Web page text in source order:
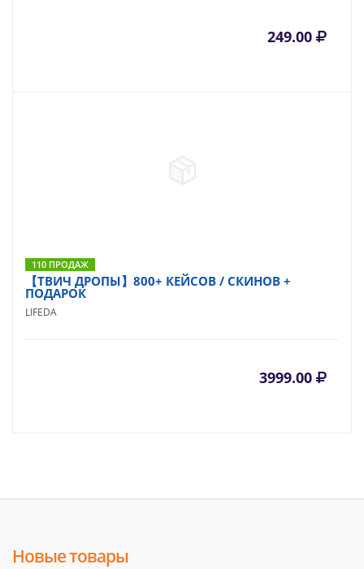
249.00
110 ПРОДАЖ
【ТВИЧ ДРОПЫ】800+ КЕЙСОВ / СКИНОВ +
ПОДАРОК
LIFEDA
3999.00
Новые товары